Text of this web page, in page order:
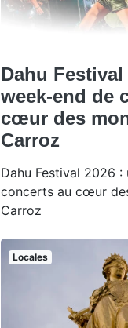
Dahu Festival
week-end de
cœur des
Carroz
Dahu Festival 2026
concerts au cœur
Carroz
Locales